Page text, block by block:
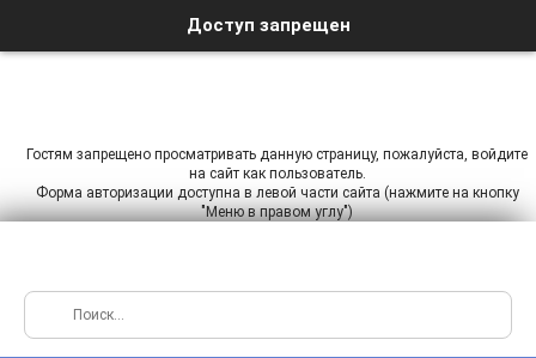
Доступ запрещен
Гостям запрещено просматривать данную страницу, пожалуйста, войдите
на сайт как пользователь.
Форма авторизации доступна в левой части сайта (нажмите на кнопку
"Меню в правом углу")